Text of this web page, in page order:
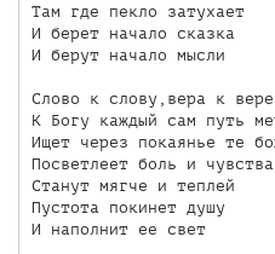
Там где пекло затухает
И берет начало сказка
И берут начало мысли
Слово к слову,вера к вере
К Богу каждый сам путь
Ищет через покаянье те
Посветлеет боль и чувства
Станут мягче и теплей
Пустота покинет душу
И наполнит ее свет